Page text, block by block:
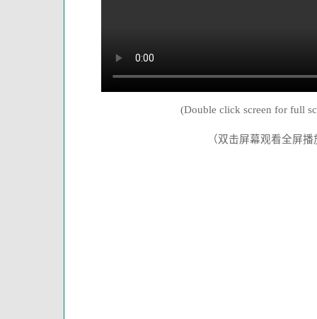
(Double click screen for full
（双击屏幕观看全屏播